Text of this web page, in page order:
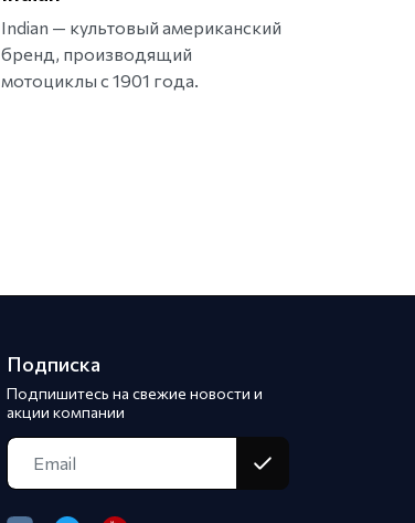
Indian — культовый американский
бренд, производящий
мотоциклы с 1901 года.
Подписка
Подпишитесь на свежие новости и
акции компании